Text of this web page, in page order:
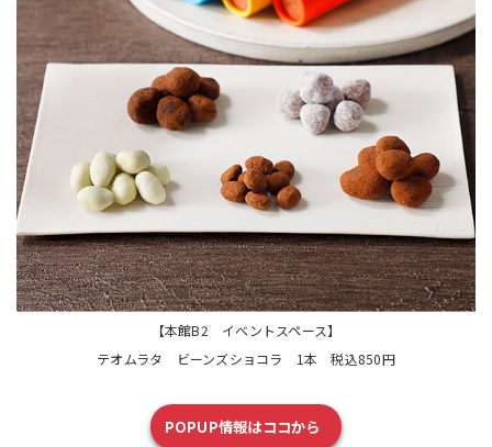
【本館B2 イベントスペース】
テオムラタ ビーンズショコラ 1本 税込850円
POPUP情報はココから